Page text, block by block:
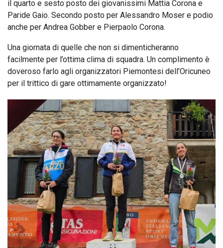
il quarto e sesto posto dei giovanissimi Mattia Corona e
Paride Gaio. Secondo posto per Alessandro Moser e podio
anche per Andrea Gobber e Pierpaolo Corona.
Una giornata di quelle che non si dimenticheranno
facilmente per l’ottima clima di squadra. Un complimento è
doveroso farlo agli organizzatori Piemontesi dell’Oricuneo
per il trittico di gare ottimamente organizzato!